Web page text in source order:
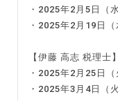
・2025年2月5日（
・2025年2月19日
【伊藤 高志 税理士】
・2025年2月25日
・2025年3月4日（